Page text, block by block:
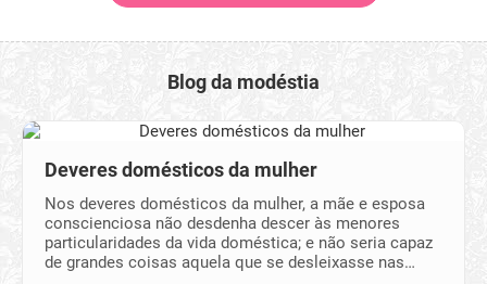
Blog da modéstia
Deveres domésticos da mulher
Nos deveres domésticos da mulher, a mãe e esposa
conscienciosa não desdenha descer às menores
particularidades da vida doméstica; e não seria capaz
de grandes coisas aquela que se desleixasse nas…